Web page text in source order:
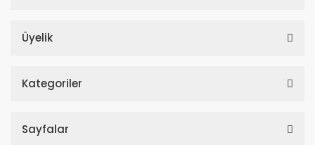
Üyelik
Kategoriler
Sayfalar